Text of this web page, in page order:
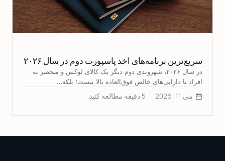
سریع‌ترین برنامه‌های اخذ پاسپورت دوم در سال ۲۰۲۶
در سال ۲۰۲۶، شهروندی دوم دیگر یک کالای لوکس و منحصر به
افراد با دارایی‌های خالص فوق‌العاده بالا نیست؛ بلکه…
می 11, 2026 5 دقیقه مطالعه کنید